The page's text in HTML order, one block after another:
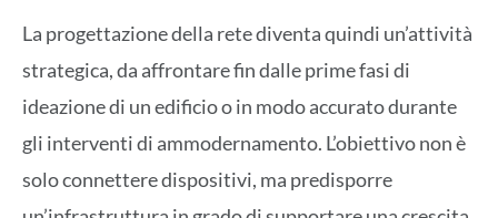
La progettazione della rete diventa quindi un’attività
strategica, da affrontare fin dalle prime fasi di
ideazione di un edificio o in modo accurato durante
gli interventi di ammodernamento. L’obiettivo non è
solo connettere dispositivi, ma predisporre